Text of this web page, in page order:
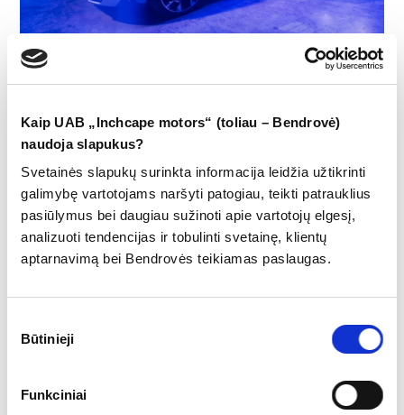
Kaip UAB „Inchcape motors“ (toliau – Bendrovė)
naudoja slapukus?
Svetainės slapukų surinkta informacija leidžia užtikrinti
galimybę vartotojams naršyti patogiau, teikti patrauklius
pasiūlymus bei daugiau sužinoti apie vartotojų elgesį,
analizuoti tendencijas ir tobulinti svetainę, klientų
aptarnavimą bei Bendrovės teikiamas paslaugas.
pasirinkimas
Būtinieji
Funkciniai
Lietuvoje debiutuoja pirmasis BMW naujos
eros modelis – „BMW iX3“
Sužinok daugiau